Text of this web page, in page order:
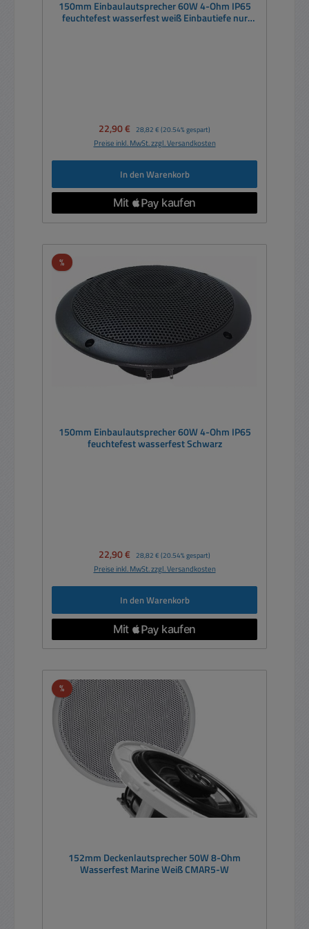
150mm Einbaulautsprecher 60W 4-Ohm IP65
feuchtefest wasserfest weiß Einbautiefe nur
Verkaufspreis:
22,90 € Regulärer Preis:
28,82 € (20.54% gespart)
Preise inkl. MwSt. zzgl. Versandkosten
In den Warenkorb
%Rabatt
150mm Einbaulautsprecher 60W 4-Ohm IP65
feuchtefest wasserfest Schwarz
Verkaufspreis:
22,90 € Regulärer Preis:
28,82 € (20.54% gespart)
Preise inkl. MwSt. zzgl. Versandkosten
In den Warenkorb
%Rabatt
152mm Deckenlautsprecher 50W 8-Ohm
Wasserfest Marine Weiß CMAR5-W